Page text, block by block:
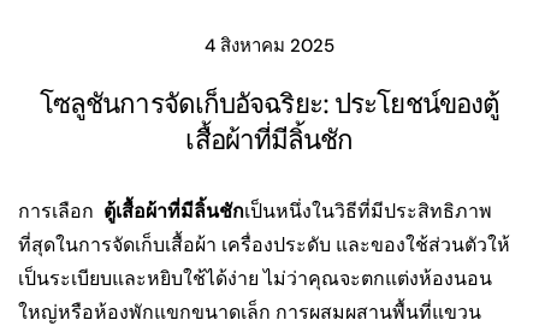
4 สิงหาคม 2025
โซลูชันการจัดเก็บอัจฉริยะ: ประโยชน์ของตู้
เสื้อผ้าที่มีลิ้นชัก
การเลือก ตู้เสื้อผ้าที่มีลิ้นชักเป็นหนึ่งในวิธีที่มีประสิทธิภาพ
ที่สุดในการจัดเก็บเสื้อผ้า เครื่องประดับ และของใช้ส่วนตัวให้
เป็นระเบียบและหยิบใช้ได้ง่าย ไม่ว่าคุณจะตกแต่งห้องนอน
ใหญ่หรือห้องพักแขกขนาดเล็ก การผสมผสานพื้นที่แขวน